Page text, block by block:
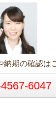
納期の確認は
6047